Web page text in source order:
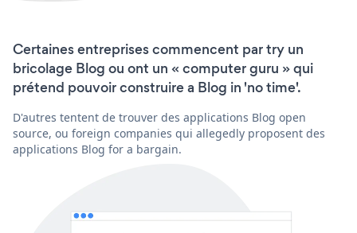
Certaines entreprises commencent par try un
bricolage Blog ou ont un « computer guru » qui
prétend pouvoir construire a Blog in 'no time'.
D'autres tentent de trouver des applications Blog open
source, ou foreign companies qui allegedly proposent des
applications Blog for a bargain.